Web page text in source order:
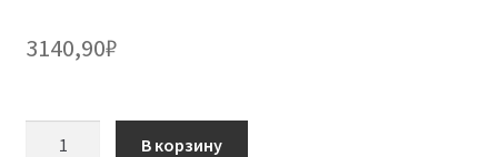
3140,90₽
В корзину